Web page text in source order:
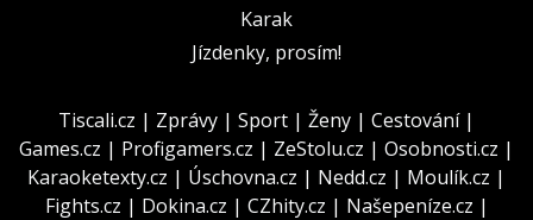
Karak
Jízdenky, prosím!
Tiscali.cz | Zprávy | Sport | Ženy | Cestování|
Games.cz | Profigamers.cz | ZeStolu.cz | Osobnosti.cz |
Karaoketexty.cz | Úschovna.cz | Nedd.cz | Moulík.cz |
Fights.cz | Dokina.cz | CZhity.cz | Našepeníze.cz |